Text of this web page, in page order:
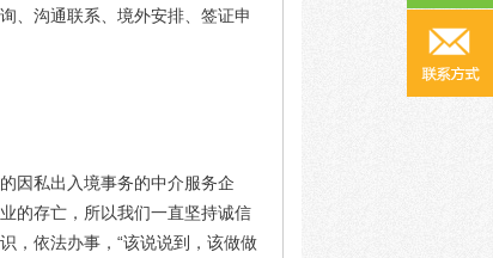
、沟通联系、境外安排、签证申
因私出入境事务的中介服务企
的存亡，所以我们一直坚持诚信
，依法办事，“该说说到，该做做